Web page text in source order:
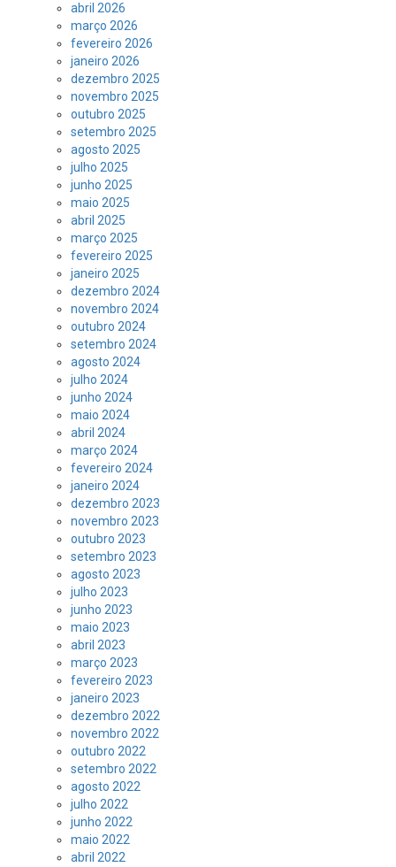
abril 2026
março 2026
fevereiro 2026
janeiro 2026
dezembro 2025
novembro 2025
outubro 2025
setembro 2025
agosto 2025
julho 2025
junho 2025
maio 2025
abril 2025
março 2025
fevereiro 2025
janeiro 2025
dezembro 2024
novembro 2024
outubro 2024
setembro 2024
agosto 2024
julho 2024
junho 2024
maio 2024
abril 2024
março 2024
fevereiro 2024
janeiro 2024
dezembro 2023
novembro 2023
outubro 2023
setembro 2023
agosto 2023
julho 2023
junho 2023
maio 2023
abril 2023
março 2023
fevereiro 2023
janeiro 2023
dezembro 2022
novembro 2022
outubro 2022
setembro 2022
agosto 2022
julho 2022
junho 2022
maio 2022
abril 2022